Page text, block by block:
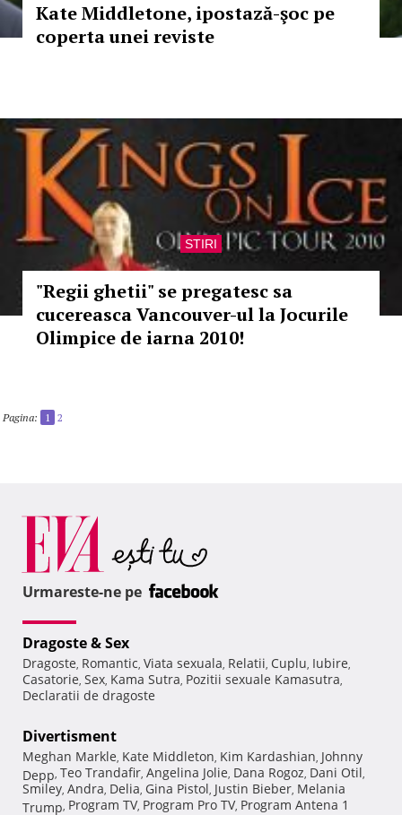
Kate Middletone, ipostază-şoc pe
coperta unei reviste
STIRI
"Regii ghetii" se pregatesc sa
cucereasca Vancouver-ul la Jocurile
Olimpice de iarna 2010!
Pagina: 1 2
Urmareste-ne pe
Dragoste & Sex
Dragoste, Romantic, Viata sexuala, Relatii, Cuplu, Iubire,
Casatorie, Sex, Kama Sutra, Pozitii sexuale Kamasutra,
Declaratii de dragoste
Divertisment
Meghan Markle, Kate Middleton, Kim Kardashian, Johnny
Depp, Teo Trandafir, Angelina Jolie, Dana Rogoz, Dani Otil,
Smiley, Andra, Delia, Gina Pistol, Justin Bieber, Melania
Trump, Program TV, Program Pro TV, Program Antena 1